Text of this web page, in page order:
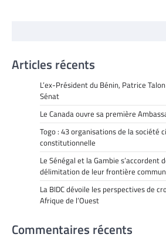
Articles récents
L’ex-Président du Bénin, Patrice
Sénat
Le Canada ouvre sa première
Togo : 43 organisations de la société
constitutionnelle
Le Sénégal et la Gambie s’accordent
délimitation de leur frontière
La BIDC dévoile les perspectives de
Afrique de l’Ouest
Commentaires récents